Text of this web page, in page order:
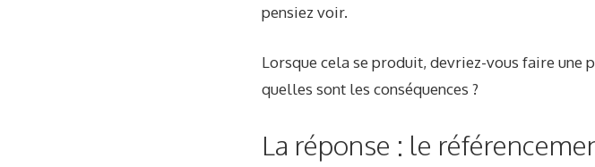
pensiez voir.
Lorsque cela se produit, devriez-vous faire une
quelles sont les conséquences ?
La réponse : le